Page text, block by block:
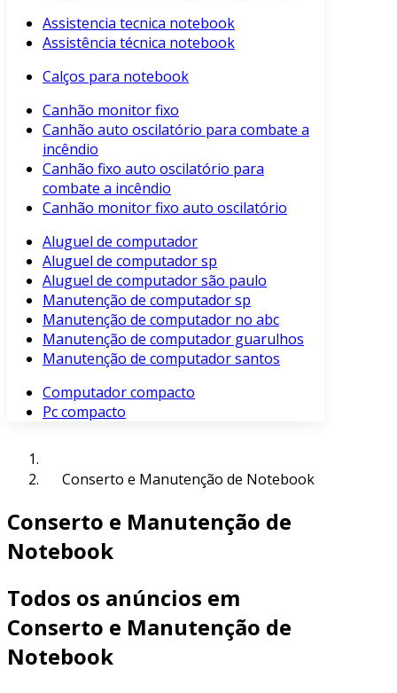
Assistencia tecnica notebook
Assistência técnica notebook
Calços para notebook
Canhão monitor fixo
Canhão auto oscilatório para combate a
incêndio
Canhão fixo auto oscilatório para
combate a incêndio
Canhão monitor fixo auto oscilatório
Aluguel de computador
Aluguel de computador sp
Aluguel de computador são paulo
Manutenção de computador sp
Manutenção de computador no abc
Manutenção de computador guarulhos
Manutenção de computador santos
Computador compacto
Pc compacto
Conserto e Manutenção de Notebook
Conserto e Manutenção de
Notebook
Todos os anúncios em
Conserto e Manutenção de
Notebook